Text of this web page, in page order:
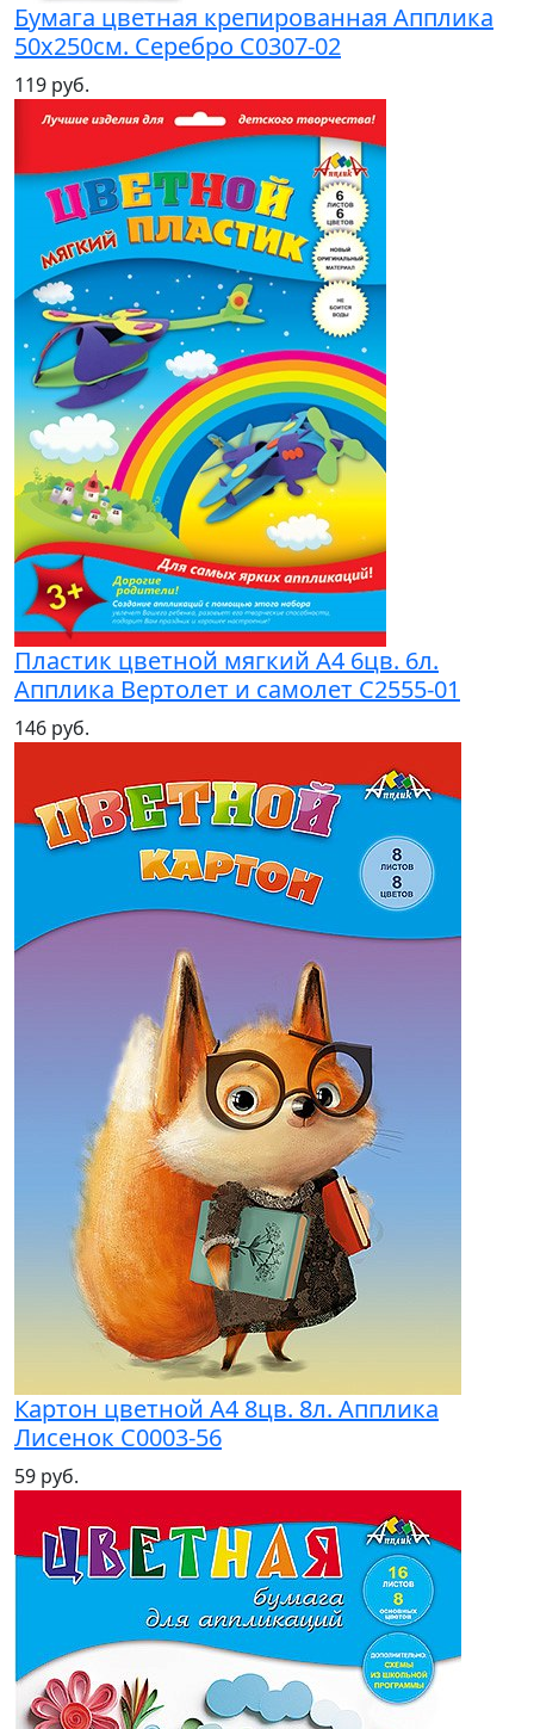
Бумага цветная крепированная Апплика
50х250см. Серебро С0307-02
119 руб.
Пластик цветной мягкий А4 6цв. 6л.
Апплика Вертолет и самолет С2555-01
146 руб.
Картон цветной А4 8цв. 8л. Апплика
Лисенок С0003-56
59 руб.